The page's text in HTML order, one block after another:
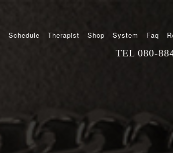
Schedule Therapist Shop System Faq
TEL 080-